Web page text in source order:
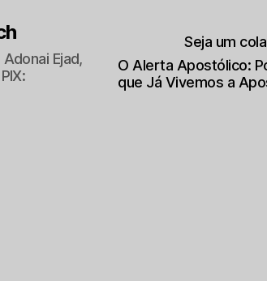
Ejad,
Seja um
O Alerta Apostólico:
que Já Vivemos a